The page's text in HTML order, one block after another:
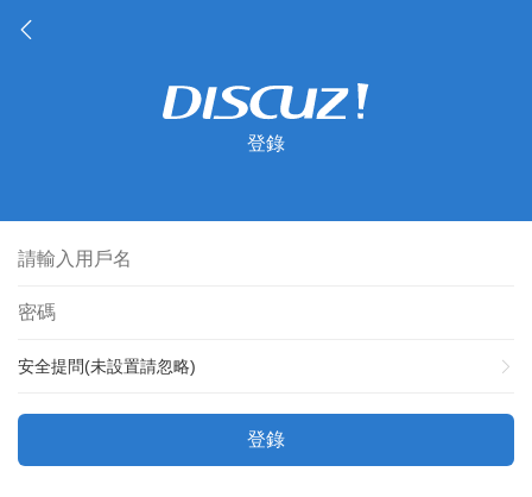
登錄
安全提問(未設置請忽略)
登錄